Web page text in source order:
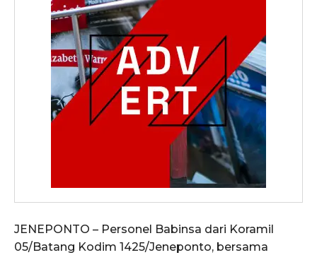
JENEPONTO – Personel Babinsa dari Koramil
05/Batang Kodim 1425/Jeneponto, bersama